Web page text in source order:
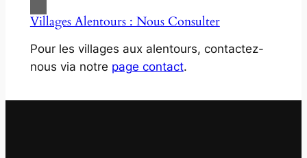
Villages Alentours : Nous Consulter
Pour les villages aux alentours, contactez-
nous via notre page contact.